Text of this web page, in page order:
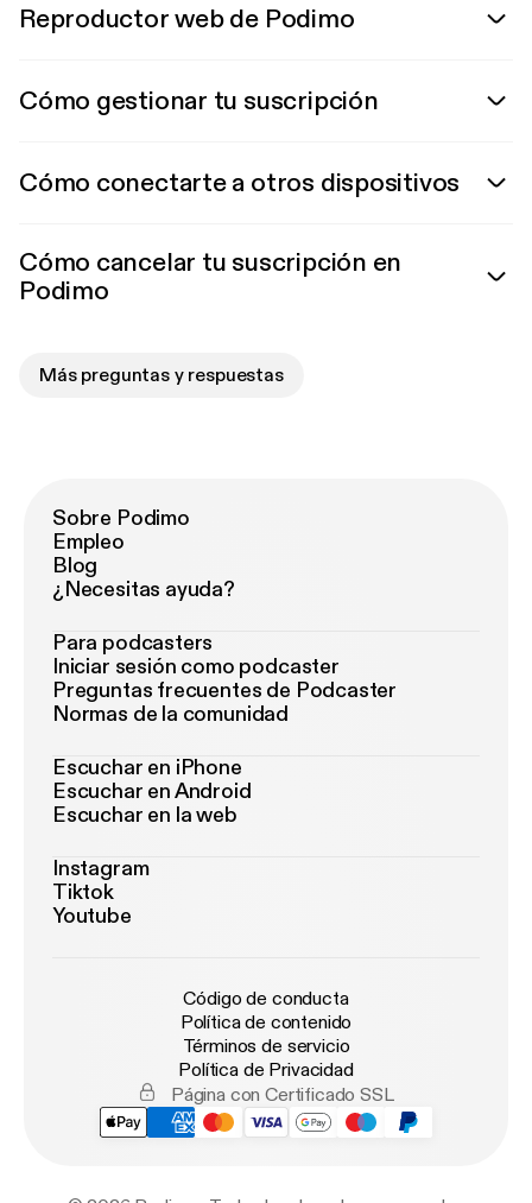
Reproductor web de Podimo
Cómo gestionar tu suscripción
Cómo conectarte a otros dispositivos
Cómo cancelar tu suscripción en
Podimo
Más preguntas y respuestas
Sobre Podimo
Empleo
Blog
¿Necesitas ayuda?
Para podcasters
Iniciar sesión como podcaster
Preguntas frecuentes de Podcaster
Normas de la comunidad
Escuchar en iPhone
Escuchar en Android
Escuchar en la web
Instagram
Tiktok
Youtube
Código de conducta
Política de contenido
Términos de servicio
Política de Privacidad
Página con Certificado SSL